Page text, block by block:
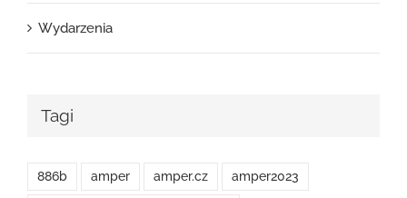
Wydarzenia
Tagi
886b amper amper.cz amper2023